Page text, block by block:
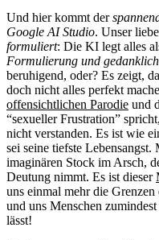
Und hier kommt der
Google AI Studio. Unser
formuliert: Die KI legt alles
Formulierung und
beruhigend, oder? Es zeigt,
doch nicht alles perfekt
offensichtlichen Parodie und
“sexueller Frustration”
nicht verstanden. Es ist wie
sei seine tiefste
imaginären Stock im Arsch,
Deutung nimmt. Es ist dieser
uns einmal mehr die
und uns Menschen
lässt!